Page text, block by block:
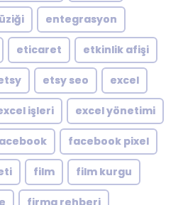
entegrasyon
eticaret etkinlik afişi
etsy seo excel
işleri excel yönetimi
facebook pixel
film film kurgu
firma rehberi